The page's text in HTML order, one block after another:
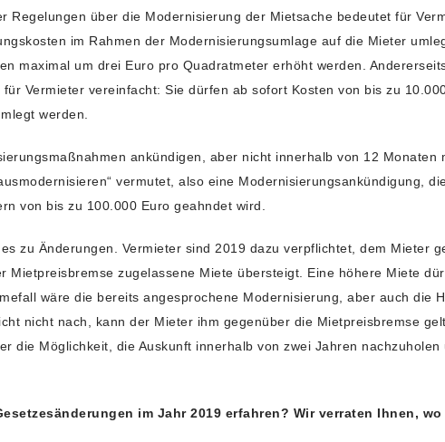
Regelungen über die Modernisierung der Mietsache bedeutet für
im Rahmen der Modernisierungsumlage auf die Mieter
maximal um drei Euro pro Quadratmeter erhöht werden.
Vermieter vereinfacht: Sie dürfen ab sofort Kosten von bis zu
werden.
ankündigen, aber nicht innerhalb von 12 Monaten
vermutet, also eine Modernisierungsankündigung,
von bis zu 100.000 Euro geahndet wird.
zu Änderungen. Vermieter sind 2019 dazu verpflichtet, dem Mieter
zugelassene Miete übersteigt. Eine höhere Miete
wäre die bereits angesprochene Modernisierung, aber auch die
nicht nach, kann der Mieter ihm gegenüber die Mietpreisbremse
die Möglichkeit, die Auskunft innerhalb von zwei Jahren
im Jahr 2019 erfahren? Wir verraten Ihnen,